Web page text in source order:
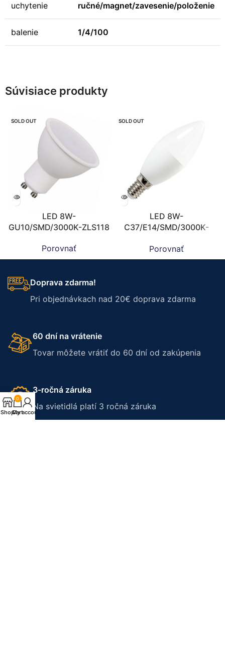
uchytenie ručné/magnet/zavesenie/položenie
balenie 1/4/100
Súvisiace produkty
SOLD OUT
LED 8W-
GU10/SMD/3000K-ZLS118
Porovnať
SOLD OUT
LED 8W-
C37/E14/SMD/3000K-
Porovnať
Doprava zdarma!
Pri objednávkach nad 20€ doprava zdarma
60 dní na vrátenie
Tovar môžete vrátiť do 60 dní od zakúpenia
3-ročná záruka
Na svietidlá platí 3 ročná záruka
Shop
0
Cart
My account